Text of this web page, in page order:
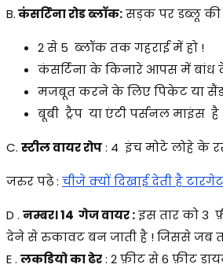
B.कंसर्टिना रोड ब्लॉक:सड़क पर डब्लू की
2 से 5 ब्लॉक तक गहराई में हो !
कंसर्टिना के किनारे आपस में बांध
मजबूत करने के लिए पिकेट या
बूबी ट्रैप या एंटी पर्सनल माइंस है
C. स्टील वायर रोप: 4 इंच मोटे लोहे के
जरुर पढ़े : चीजे क्यों दिखाई देती है
D . नम्बर। 14 गेज वायर :इस तार को 3
देने से रुकावट बन जाती है ! जिससे जब
E . लकडियो का ढेर: 2 फ़ीट से 6 फ़ीट